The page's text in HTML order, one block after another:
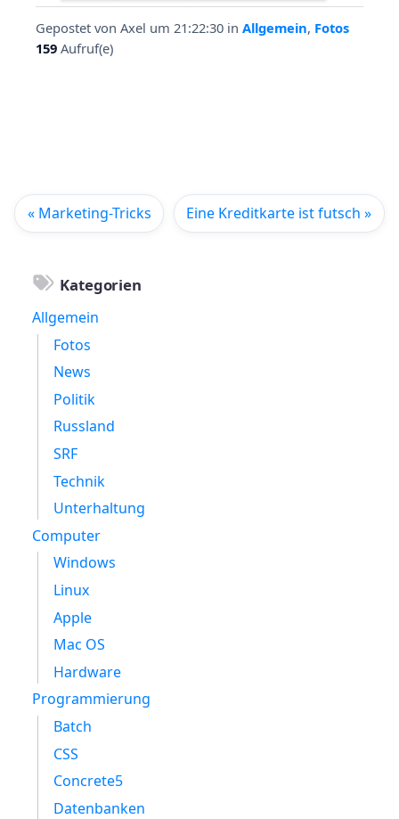
Gepostet von Axel um 21:22:30 in Allgemein, Fotos
159 Aufruf(e)
Eine Kreditkarte ist futsch »
« Marketing-Tricks
Kategorien
Allgemein
Fotos
News
Politik
Russland
SRF
Technik
Unterhaltung
Computer
Windows
Linux
Apple
Mac OS
Hardware
Programmierung
Batch
CSS
Concrete5
Datenbanken